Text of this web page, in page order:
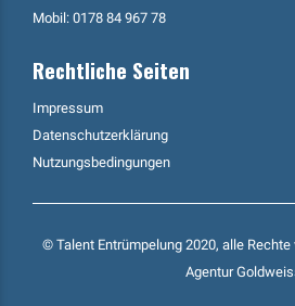
Mobil: 0178 84 967 78
Rechtliche Seiten
Impressum
Datenschutzerklärung
Nutzungsbedingungen
© Talent Entrümpelung 2020, alle
Agentur